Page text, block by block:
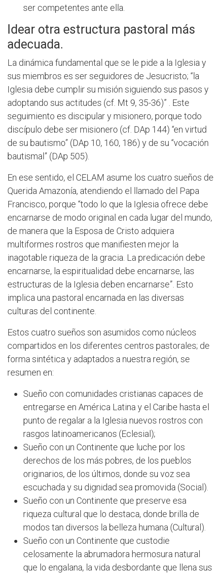
ser competentes ante ella.
Idear otra estructura pastoral más
adecuada.
La dinámica fundamental que se le pide a la Iglesia y
sus miembros es ser seguidores de Jesucristo; “la
Iglesia debe cumplir su misión siguiendo sus pasos y
adoptando sus actitudes (cf. Mt 9, 35-36)” . Este
seguimiento es discipular y misionero, porque todo
discípulo debe ser misionero (cf. DAp 144) “en virtud
de su bautismo” (DAp 10, 160, 186) y de su “vocación
bautismal” (DAp 505).
En ese sentido, el CELAM asume los cuatro sueños de
Querida Amazonía, atendiendo el llamado del Papa
Francisco, porque “todo lo que la Iglesia ofrece debe
encarnarse de modo original en cada lugar del mundo,
de manera que la Esposa de Cristo adquiera
multiformes rostros que manifiesten mejor la
inagotable riqueza de la gracia. La predicación debe
encarnarse, la espiritualidad debe encarnarse, las
estructuras de la Iglesia deben encarnarse”. Esto
implica una pastoral encarnada en las diversas
culturas del continente.
Estos cuatro sueños son asumidos como núcleos
compartidos en los diferentes centros pastorales; de
forma sintética y adaptados a nuestra región, se
resumen en:
Sueño con comunidades cristianas capaces de
entregarse en América Latina y el Caribe hasta el
punto de regalar a la Iglesia nuevos rostros con
rasgos latinoamericanos (Eclesial);
Sueño con un Continente que luche por los
derechos de los más pobres, de los pueblos
originarios, de los últimos, donde su voz sea
escuchada y su dignidad sea promovida (Social).
Sueño con un Continente que preserve esa
riqueza cultural que lo destaca, donde brilla de
modos tan diversos la belleza humana (Cultural).
Sueño con un Continente que custodie
celosamente la abrumadora hermosura natural
que lo engalana, la vida desbordante que llena sus